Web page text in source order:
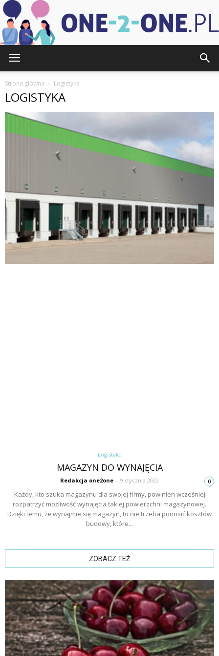
2-
one.pl
Strona główna Logistyka
LOGISTYKA
Logistyka
MAGAZYN DO WYNAJĘCIA
Redakcja one2one - 9 stycznia 2022 0
Każdy, kto szuka magazynu dla swojej firmy, powinien wcześniej
rozpatrzyć możliwość wynajęcia takiej powierzchni magazynowej.
Dzięki temu, że wynajmie się magazyn, to nie trzeba ponosić kosztów
budowy, które...
ZOBACZ TEŻ